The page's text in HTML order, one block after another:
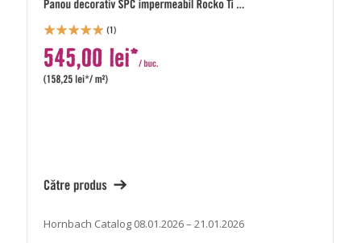
Hornbach Catalog 08.01.2026 – 21.01.2026